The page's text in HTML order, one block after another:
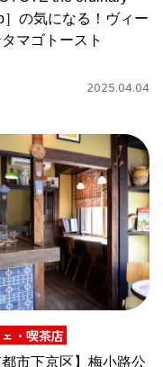
］の気になる！ヴィー
マゴトースト
2025.04.04
・喫茶店
都市下京区】梅小路公